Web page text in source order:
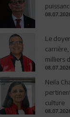
Le
milliers
Neila
culture